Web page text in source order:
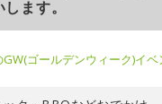
ます。
GW(ゴールデンウィーク)イ